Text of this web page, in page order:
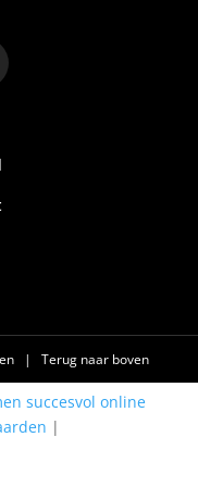
| Terug naar boven
succesvol online
|